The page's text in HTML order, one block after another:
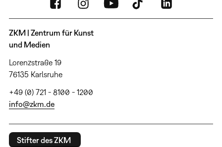
ZKM | Zentrum für Kunst
und Medien
Lorenzstraße 19
76135 Karlsruhe
+49 (0) 721 - 8100 - 1200
info@zkm.de
Stifter des ZKM